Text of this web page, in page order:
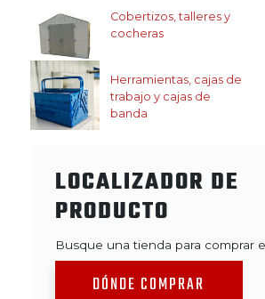
Cobertizos, talleres y
cocheras
Herramientas, cajas de
trabajo y cajas de
banda
LOCALIZADOR DE
PRODUCTO
Busque una tienda para comprar
DÓNDE COMPRAR